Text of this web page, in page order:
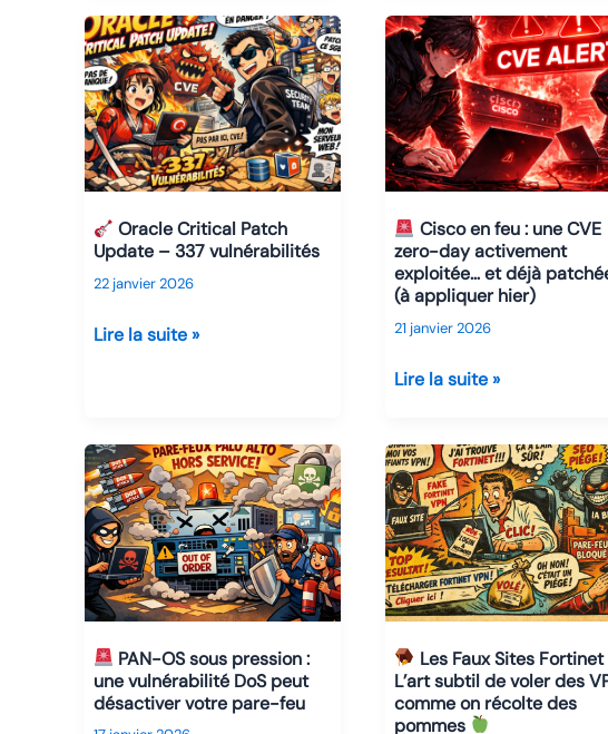
:
Zurflüh-
Feller
face
à
la
menace
d’une
fuite
de
Go
24858
:
FortiCloud
SSO,
Fortinet
et
réalité
brutale
des
équipements
bordure
Oracle Critical Patch
Update – 337 vulnérabilités
22 janvier 2026
Update
–
337
vulnérabilités
Lire la suite »
Cisco en feu : une CVE
zero-day activement
exploitée… et déjà
(à appliquer hier)
21 janvier 2026
feu
:
une
CVE
zero-
day
exploitée…
et
déjà
Lire la suite »
PAN-OS sous pression :
une vulnérabilité DoS peut
désactiver votre pare-feu
Les Faux Sites Fortinet
L’art subtil de voler des
comme on récolte des
pommes